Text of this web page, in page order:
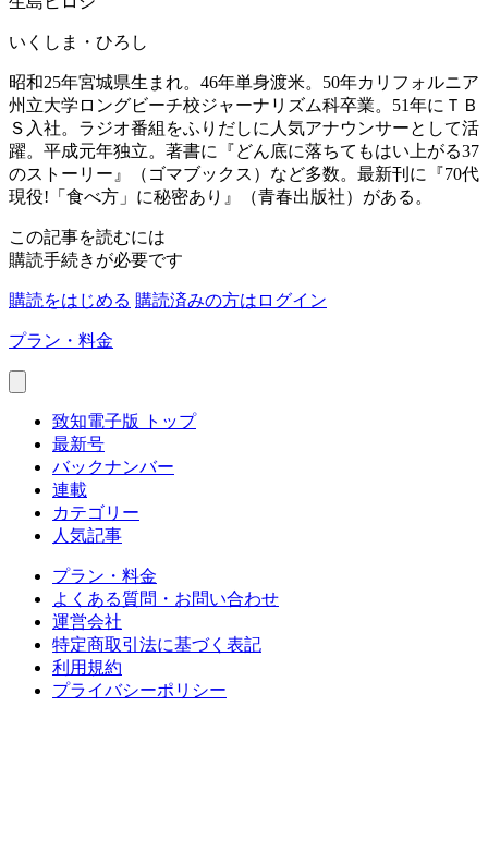
いくしま・ひろし
昭和25年宮城県生まれ。46年単身渡米。50年カリフォルニア
州立大学ロングビーチ校ジャーナリズム科卒業。51年にＴＢ
Ｓ入社。ラジオ番組をふりだしに人気アナウンサーとして活
躍。平成元年独立。著書に『どん底に落ちてもはい上がる37
のストーリー』（ゴマブックス）など多数。最新刊に『70代
現役!「食べ方」に秘密あり』（青春出版社）がある。
この記事を読むには
購読手続きが必要です
購読をはじめる 購読済みの方はログイン
プラン・料金
致知電子版 トップ
最新号
バックナンバー
連載
カテゴリー
人気記事
プラン・料金
よくある質問・お問い合わせ
運営会社
特定商取引法に基づく表記
利用規約
プライバシーポリシー